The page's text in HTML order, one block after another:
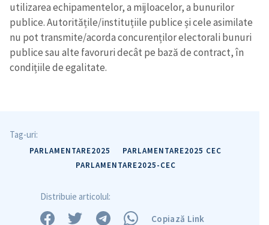
utilizarea echipamentelor, a mijloacelor, a bunurilor
publice. Autoritățile/instituțiile publice și cele asimilate
nu pot transmite/acorda concurenților electorali bunuri
publice sau alte favoruri decât pe bază de contract, în
condițiile de egalitate.
Tag-uri:
PARLAMENTARE2025
PARLAMENTARE2025 CEC
PARLAMENTARE2025-CEC
Distribuie articolul:
Copiază Link